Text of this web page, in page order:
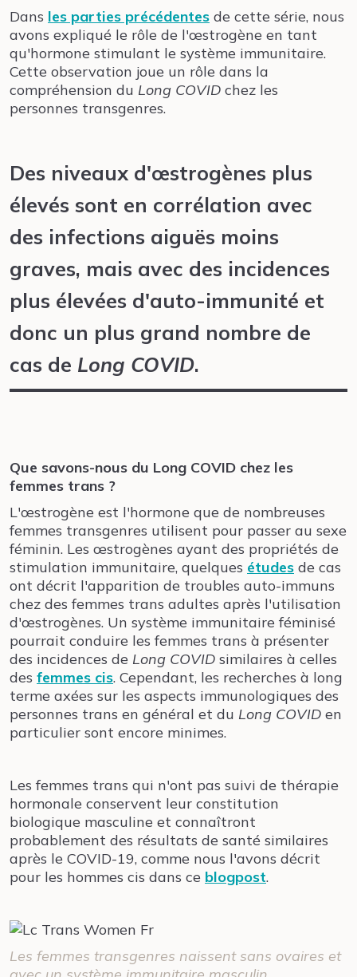
Dans les parties précédentes de cette série, nous
avons expliqué le rôle de l'œstrogène en tant
qu'hormone stimulant le système immunitaire.
Cette observation joue un rôle dans la
compréhension du Long COVID chez les
personnes transgenres.
Des niveaux d'œstrogènes plus
élevés sont en corrélation avec
des infections aiguës moins
graves, mais avec des incidences
plus élevées d'auto-immunité et
donc un plus grand nombre de
cas de Long COVID.
Que savons-nous du Long COVID chez les
femmes trans ?
L'œstrogène est l'hormone que de nombreuses
femmes transgenres utilisent pour passer au sexe
féminin. Les œstrogènes ayant des propriétés de
stimulation immunitaire, quelques études de cas
ont décrit l'apparition de troubles auto-immuns
chez des femmes trans adultes après l'utilisation
d'œstrogènes. Un système immunitaire féminisé
pourrait conduire les femmes trans à présenter
des incidences de Long COVID similaires à celles
des femmes cis. Cependant, les recherches à long
terme axées sur les aspects immunologiques des
personnes trans en général et du Long COVID en
particulier sont encore minimes.
Les femmes trans qui n'ont pas suivi de thérapie
hormonale conservent leur constitution
biologique masculine et connaîtront
probablement des résultats de santé similaires
après le COVID-19, comme nous l'avons décrit
pour les hommes cis dans ce blogpost.
Les femmes transgenres naissent sans ovaires et